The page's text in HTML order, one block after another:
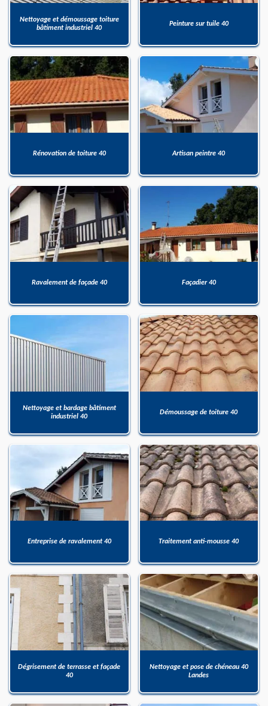
Nettoyage et démoussage toiture
bâtiment industriel 40
Peinture sur tuile 40
Rénovation de toiture 40 Artisan peintre 40
Ravalement de façade 40 Façadier 40
Nettoyage et bardage bâtiment
industriel 40
Démoussage de toiture 40
Entreprise de ravalement 40 Traitement anti-mousse 40
Dégrisement de terrasse et façade
40
Nettoyage et pose de chéneau 40
Landes